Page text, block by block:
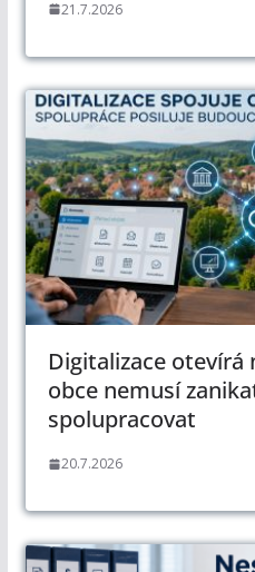
21.7.2026
Digitalizace otevírá
obce nemusí
spolupracovat
20.7.2026